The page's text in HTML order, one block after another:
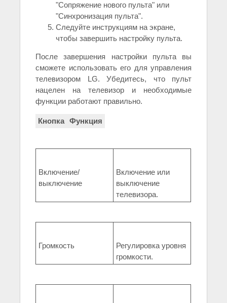
"Сопряжение нового пульта" или
"Синхронизация пульта".
Следуйте инструкциям на экране,
чтобы завершить настройку пульта.
После завершения настройки пульта вы
сможете использовать его для управления
телевизором LG. Убедитесь, что пульт
нацелен на телевизор и необходимые
функции работают правильно.
Кнопка Функция
Включение/
выключение
Включение или
выключение
телевизора.
Громкость
Регулировка уровня
громкости.